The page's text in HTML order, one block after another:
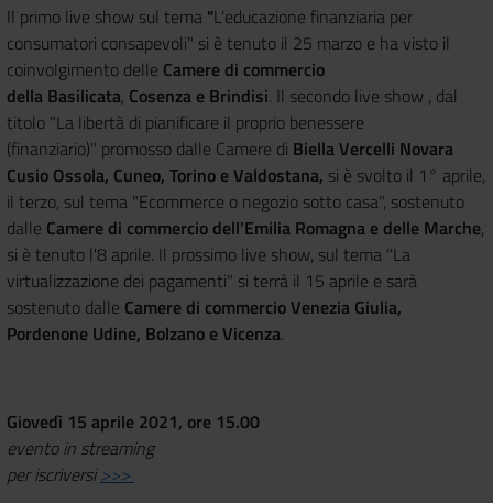
Il primo live show sul tema "L'educazione finanziaria per
consumatori consapevoli" si è tenuto il 25 marzo e ha visto il
coinvolgimento delle Camere di commercio
della Basilicata, Cosenza e Brindisi. Il secondo live show , dal
titolo "La libertà di pianificare il proprio benessere
(finanziario)" promosso dalle Camere di Biella Vercelli Novara
Cusio Ossola, Cuneo, Torino e Valdostana, si è svolto il 1° aprile,
il terzo, sul tema "Ecommerce o negozio sotto casa", sostenuto
dalle Camere di commercio dell'Emilia Romagna e delle Marche,
si è tenuto l'8 aprile. Il prossimo live show, sul tema "La
virtualizzazione dei pagamenti" si terrà il 15 aprile e sarà
sostenuto dalle Camere di commercio Venezia Giulia,
Pordenone Udine, Bolzano e Vicenza.
Giovedì 15 aprile 2021, ore 15.00
evento in streaming
per iscriversi>>>